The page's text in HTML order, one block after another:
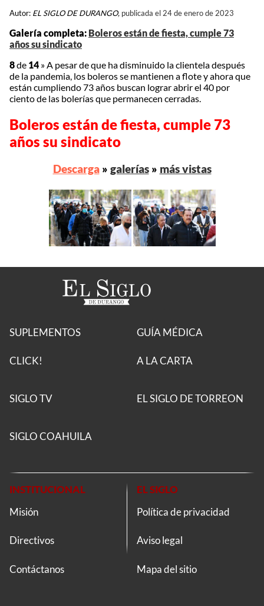
Autor: EL SIGLO DE DURANGO, publicada el 24 de enero de 2023
Galería completa: Boleros están de fiesta, cumple 73
años su sindicato
8de 14 »A pesar de que ha disminuido la clientela después
de la pandemia, los boleros se mantienen a flote y ahora que
están cumpliendo 73 años buscan lograr abrir el 40 por
ciento de las bolerías que permanecen cerradas.
Boleros están de fiesta, cumple 73
años su sindicato
Descarga» galerías» más vistas
SUPLEMENTOS
CLICK!
GUÍA MÉDICA
A LA CARTA
SIGLO TV EL SIGLO DE TORREON
SIGLO COAHUILA
INSTITUCIONAL
Misión
Directivos
Contáctanos
EL SIGLO
Política de privacidad
Aviso legal
Mapa del sitio